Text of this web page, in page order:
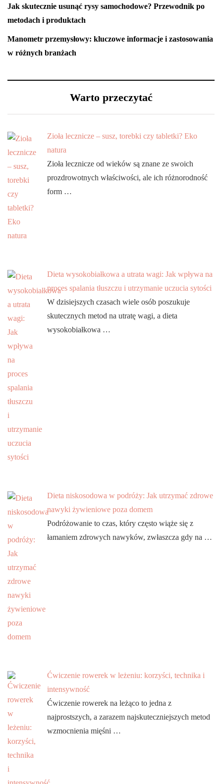
Jak skutecznie usunąć rysy samochodowe? Przewodnik po
metodach i produktach
Manometr przemysłowy: kluczowe informacje i zastosowania
w różnych branżach
Warto przeczytać
Zioła lecznicze – susz, torebki czy tabletki? Eko
natura
Zioła lecznicze od wieków są znane ze swoich
prozdrowotnych właściwości, ale ich różnorodność
form …
Dieta wysokobiałkowa a utrata wagi: Jak wpływa na
proces spalania tłuszczu i utrzymanie uczucia sytości
W dzisiejszych czasach wiele osób poszukuje
skutecznych metod na utratę wagi, a dieta
wysokobiałkowa …
Dieta niskosodowa w podróży: Jak utrzymać zdrowe
nawyki żywieniowe poza domem
Podróżowanie to czas, który często wiąże się z
łamaniem zdrowych nawyków, zwłaszcza gdy na …
Ćwiczenie rowerek w leżeniu: korzyści, technika i
intensywność
Ćwiczenie rowerek na leżąco to jedna z
najprostszych, a zarazem najskuteczniejszych metod
wzmocnienia mięśni …